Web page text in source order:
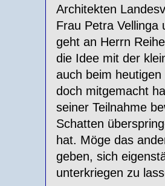
Architekten
Frau Petra Vellinga
geht an Herrn
die Idee mit der
auch beim
doch mitgemacht
seiner Teilnahme
Schatten
hat. Möge das
geben, sich
unterkriegen zu